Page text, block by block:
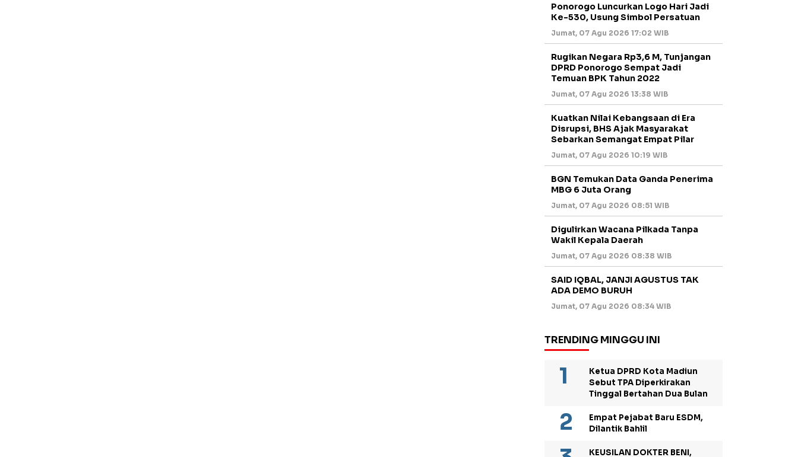
Ponorogo Luncurkan Logo Hari Jadi
Ke-530, Usung Simbol Persatuan
Jumat, 07 Agu 2026 17:02 WIB
Rugikan Negara Rp3,6 M, Tunjangan
DPRD Ponorogo Sempat Jadi
Temuan BPK Tahun 2022
Jumat, 07 Agu 2026 13:38 WIB
Kuatkan Nilai Kebangsaan di Era
Disrupsi, BHS Ajak Masyarakat
Sebarkan Semangat Empat Pilar
Jumat, 07 Agu 2026 10:19 WIB
BGN Temukan Data Ganda Penerima
MBG 6 Juta Orang
Jumat, 07 Agu 2026 08:51 WIB
Digulirkan Wacana Pilkada Tanpa
Wakil Kepala Daerah
Jumat, 07 Agu 2026 08:38 WIB
SAID IQBAL, JANJI AGUSTUS TAK
ADA DEMO BURUH
Jumat, 07 Agu 2026 08:34 WIB
TRENDING MINGGU INI
Ketua DPRD Kota Madiun
Sebut TPA Diperkirakan
Tinggal Bertahan Dua Bulan
Empat Pejabat Baru ESDM,
Dilantik Bahlil
KEUSILAN DOKTER BENI,